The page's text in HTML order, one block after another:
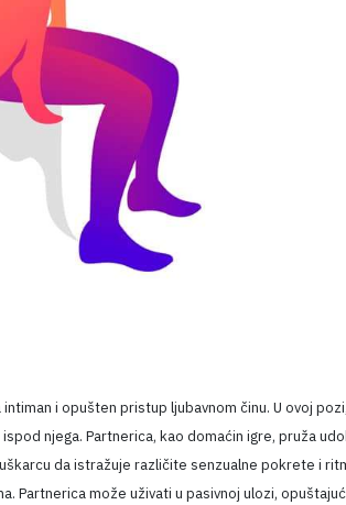
i opušten pristup ljubavnom činu. U ovoj
njega. Partnerica, kao domaćin igre, pruža
da istražuje različite senzualne pokrete i
Partnerica može uživati u pasivnoj ulozi,